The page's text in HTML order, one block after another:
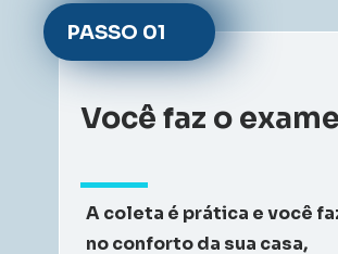
PASSO 01
Você faz o exame
A coleta é prática e você
no conforto da sua casa,